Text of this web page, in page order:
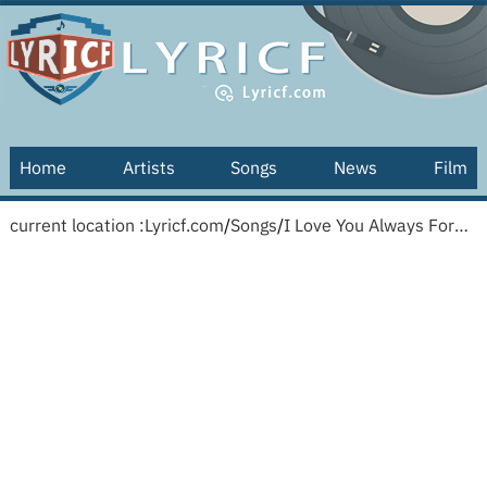
Home Artists Songs News Film
current location :Lyricf.com/Songs/ I Love You Always Forever [Serbian translation]